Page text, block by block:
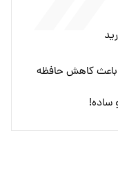
باعث کاهش حافظه
ساده!